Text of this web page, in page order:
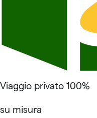
Viaggio privato 100%
su misura